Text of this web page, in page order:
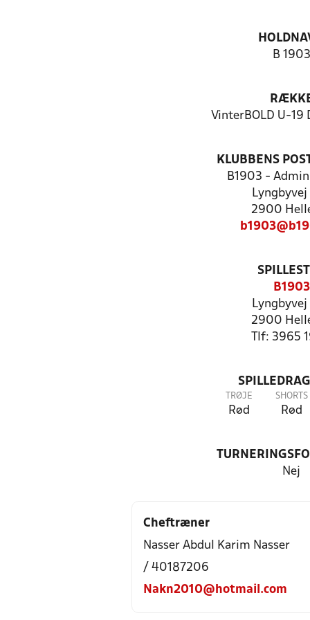
B 1903
VinterBOLD U-19
KLUBBENS
B1903 -
Lyngbyvej
2900
B1903
Lyngbyvej
2900
Tlf: 3965
TRØJE
Rød
SHORTS
Rød
Nej
Cheftræner
Nasser Abdul Karim Nasser
/ 40187206
Nakn2010@hotmail.com